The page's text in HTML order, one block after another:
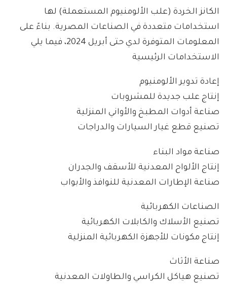
الكانز الخردة (علب الألومنيوم المستعملة) لها
استخدامات متعددة في الصناعات المصرية. بناءً على
المعلومات المتوفرة لدي حتى أبريل 2024، فيما يلي
الاستخدامات الرئيسية
إعادة تدوير الألومنيوم
إنتاج علب جديدة للمشروبات
صناعة أدوات المطبخ والأواني المنزلية
تصنيع قطع غيار السيارات والدراجات
صناعة مواد البناء
إنتاج الألواح المعدنية للأسقف والجدران
صناعة الإطارات المعدنية للنوافذ والأبواب
الصناعات الكهربائية
تصنيع الأسلاك والكابلات الكهربائية
إنتاج مكونات للأجهزة الكهربائية المنزلية
صناعة الأثاث
تصنيع هياكل الكراسي والطاولات المعدنية